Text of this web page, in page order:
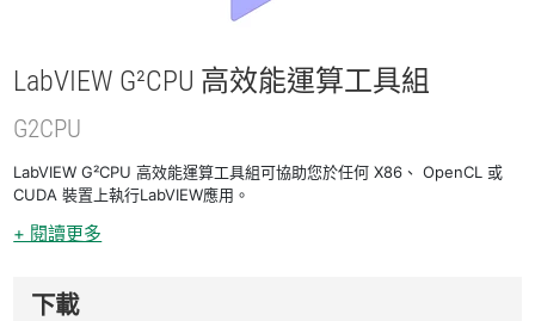
LabVIEW G²CPU 高效能運算工具組
G2CPU
LabVIEW G²CPU 高效能運算工具組可協助您於任何 X86、 OpenCL 或
CUDA 裝置上執行LabVIEW應用。
+ 閱讀更多
下載